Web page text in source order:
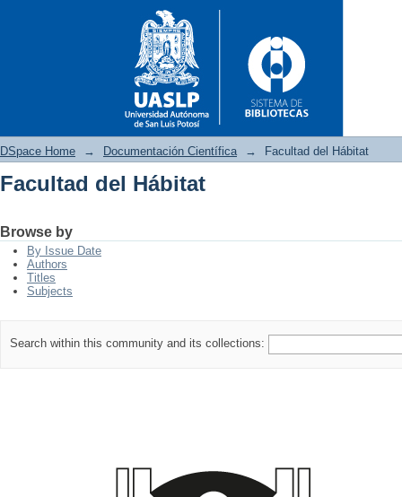
DSpace Home → Documentación Científica → Facultad del Hábitat
Facultad del Hábitat
Browse by
By Issue Date
Authors
Titles
Subjects
Search within this community and its collections: